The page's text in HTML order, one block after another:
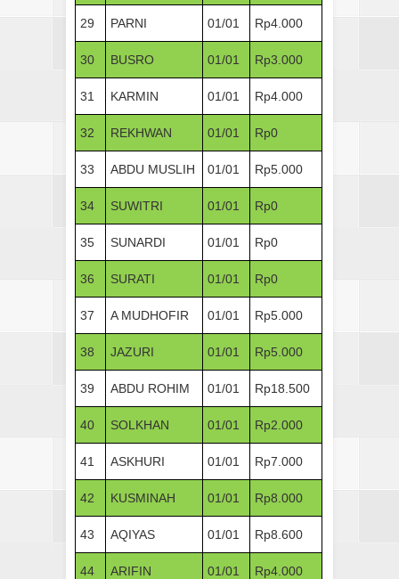
29 PARNI 01/01 Rp4.000
30 BUSRO 01/01 Rp3.000
31 KARMIN 01/01 Rp4.000
32 REKHWAN 01/01 Rp0
33 ABDU MUSLIH 01/01 Rp5.000
34 SUWITRI 01/01 Rp0
35 SUNARDI 01/01 Rp0
36 SURATI 01/01 Rp0
37 A MUDHOFIR 01/01 Rp5.000
38 JAZURI 01/01 Rp5.000
39 ABDU ROHIM 01/01 Rp18.500
40 SOLKHAN 01/01 Rp2.000
41 ASKHURI 01/01 Rp7.000
42 KUSMINAH 01/01 Rp8.000
43 AQIYAS 01/01 Rp8.600
44 ARIFIN 01/01 Rp4.000